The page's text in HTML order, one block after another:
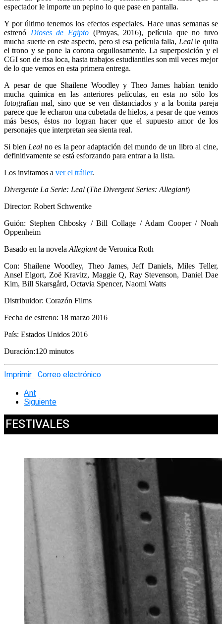
espectador le importe un pepino lo que pase en pantalla.
Y por último tenemos los efectos especiales. Hace unas semanas se
estrenó Dioses de Egipto (Proyas, 2016), película que no tuvo
mucha suerte en este aspecto, pero si esa película falla, Lealle quita
el trono y se pone la corona orgullosamente. La superposición y el
CGI son de risa loca, hasta trabajos estudiantiles son mil veces mejor
de lo que vemos en esta primera entrega.
A pesar de que Shailene Woodley y Theo James habían tenido
mucha química en las anteriores películas, en esta no sólo los
fotografían mal, sino que se ven distanciados y a la bonita pareja
parece que le echaron una cubetada de hielos, a pesar de que vemos
más besos, éstos no logran hacer que el supuesto amor de los
personajes que interpretan sea sienta real.
Si bien Leal no es la peor adaptación del mundo de un libro al cine,
definitivamente se está esforzando para entrar a la lista.
Los invitamos a ver el tráiler.
Divergente La Serie: Leal (The Divergent Series: Allegiant)
Director: Robert Schwentke
Guión: Stephen Chbosky / Bill Collage / Adam Cooper / Noah
Oppenheim
Basado en la novela Allegiantde Veronica Roth
Con: Shailene Woodley, Theo James, Jeff Daniels, Miles Teller,
Ansel Elgort, Zoë Kravitz, Maggie Q, Ray Stevenson, Daniel Dae
Kim, Bill Skarsgård, Octavia Spencer, Naomi Watts
Distribuidor: Corazón Films
Fecha de estreno: 18 marzo 2016
País: Estados Unidos 2016
Duración:120 minutos
Imprimir Correo electrónico
Ant
Siguiente
FESTIVALES